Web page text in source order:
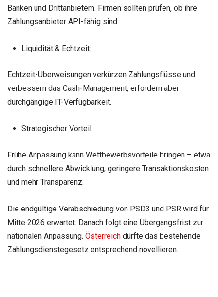
Banken und Drittanbietern. Firmen sollten prüfen, ob ihre
Zahlungsanbieter API-fähig sind.
Liquidität & Echtzeit:
Echtzeit-Überweisungen verkürzen Zahlungsflüsse und
verbessern das Cash-Management, erfordern aber
durchgängige IT-Verfügbarkeit.
Strategischer Vorteil:
Frühe Anpassung kann Wettbewerbsvorteile bringen – etwa
durch schnellere Abwicklung, geringere Transaktionskosten
und mehr Transparenz.
Die endgültige Verabschiedung von PSD3 und PSR wird für
Mitte 2026 erwartet. Danach folgt eine Übergangsfrist zur
nationalen Anpassung. Österreich dürfte das bestehende
Zahlungsdienstegesetz entsprechend novellieren.